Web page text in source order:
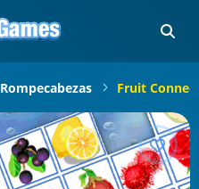
Rompecabezas Fruit